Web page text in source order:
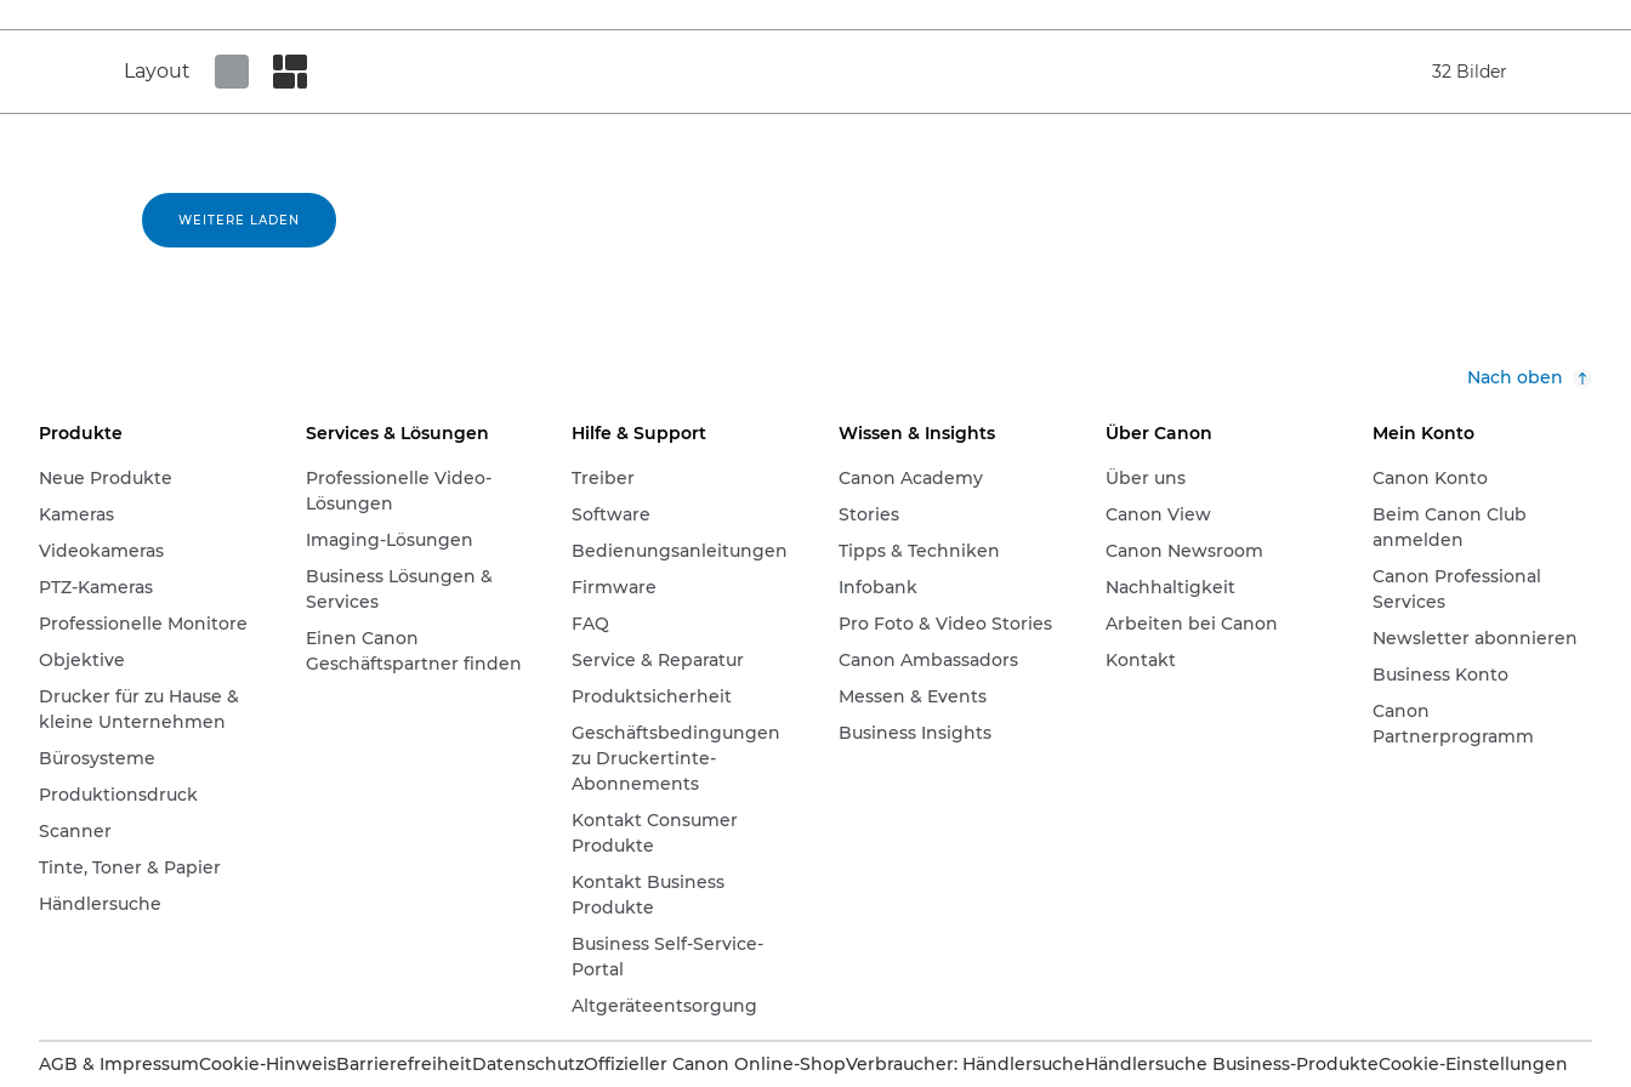
Layout 32 Bilder
WEITERE LADEN
Nach oben
Produkte
Neue Produkte
Kameras
Videokameras
PTZ-Kameras
Professionelle Monitore
Objektive
Drucker für zu Hause &
kleine Unternehmen
Bürosysteme
Produktionsdruck
Scanner
Tinte, Toner & Papier
Händlersuche
Services & Lösungen
Professionelle Video-
Lösungen
Imaging-Lösungen
Business Lösungen &
Services
Einen Canon
Geschäftspartner finden
Hilfe & Support
Treiber
Software
Bedienungsanleitungen
Firmware
FAQ
Service & Reparatur
Produktsicherheit
Geschäftsbedingungen
zu Druckertinte-
Abonnements
Kontakt Consumer
Produkte
Kontakt Business
Produkte
Business Self-Service-
Portal
Altgeräteentsorgung
Wissen & Insights
Canon Academy
Stories
Tipps & Techniken
Infobank
Pro Foto & Video Stories
Canon Ambassadors
Messen & Events
Business Insights
Über Canon
Über uns
Canon View
Canon Newsroom
Nachhaltigkeit
Arbeiten bei Canon
Kontakt
Mein Konto
Canon Konto
Beim Canon Club
anmelden
Canon Professional
Services
Newsletter abonnieren
Business Konto
Canon
Partnerprogramm
AGB & ImpressumCookie-HinweisBarrierefreiheitDatenschutzOffizieller Canon Online-ShopVerbraucher: HändlersucheHändlersuche Business-ProdukteCookie-Einstellungen